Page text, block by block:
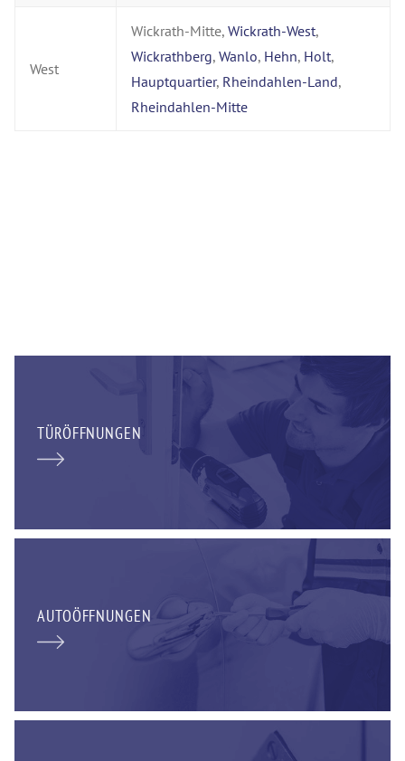
West
Wickrath-Mitte, Wickrath-West,
Wickrathberg, Wanlo, Hehn, Holt,
Hauptquartier, Rheindahlen-Land,
Rheindahlen-Mitte
TÜRÖFFNUNGEN
AUTOÖFFNUNGEN